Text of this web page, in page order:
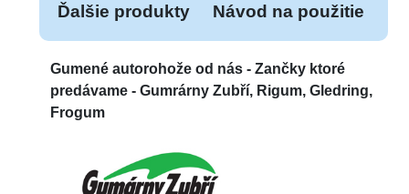
Ďalšie produkty
Návod na použitie
Gumené autorohože od nás - Zančky ktoré
predávame - Gumrárny Zubří, Rigum, Gledring,
Frogum